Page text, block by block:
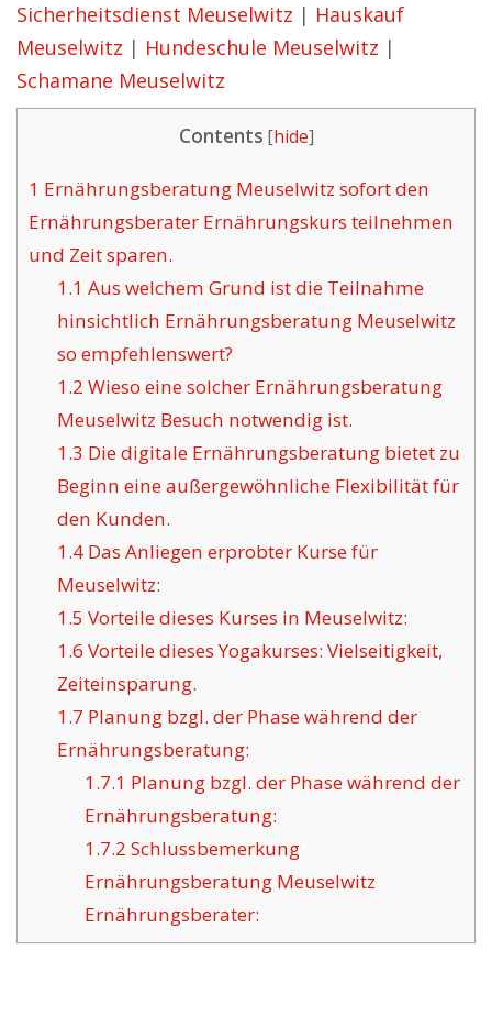
Sicherheitsdienst Meuselwitz | Hauskauf
Meuselwitz | Hundeschule Meuselwitz |
Schamane Meuselwitz
Contents [hide]
1 Ernährungsberatung Meuselwitz sofort den
Ernährungsberater Ernährungskurs teilnehmen
und Zeit sparen.
1.1 Aus welchem Grund ist die Teilnahme
hinsichtlich Ernährungsberatung Meuselwitz
so empfehlenswert?
1.2 Wieso eine solcher Ernährungsberatung
Meuselwitz Besuch notwendig ist.
1.3 Die digitale Ernährungsberatung bietet zu
Beginn eine außergewöhnliche Flexibilität für
den Kunden.
1.4Das Anliegen erprobter Kurse für
Meuselwitz:
1.5 Vorteile dieses Kurses in Meuselwitz:
1.6 Vorteile dieses Yogakurses: Vielseitigkeit,
Zeiteinsparung.
1.7 Planung bzgl. der Phase während der
Ernährungsberatung:
1.7.1 Planung bzgl. der Phase während der
Ernährungsberatung:
1.7.2 Schlussbemerkung
Ernährungsberatung Meuselwitz
Ernährungsberater: